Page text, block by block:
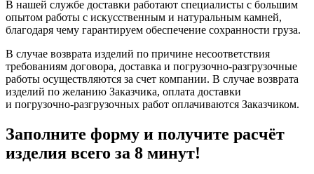
В нашей службе доставки работают специалисты с большим
опытом работы с искусственным и натуральным камней,
благодаря чему гарантируем обеспечение сохранности груза.
В случае возврата изделий по причине несоответствия
требованиям договора, доставка и погрузочно-разгрузочные
работы осуществляются за счет компании. В случае возврата
изделий по желанию Заказчика, оплата доставки
и погрузочно-разгрузочных работ оплачиваются Заказчиком.
Заполните форму и получите расчёт
изделия всего за 8 минут!